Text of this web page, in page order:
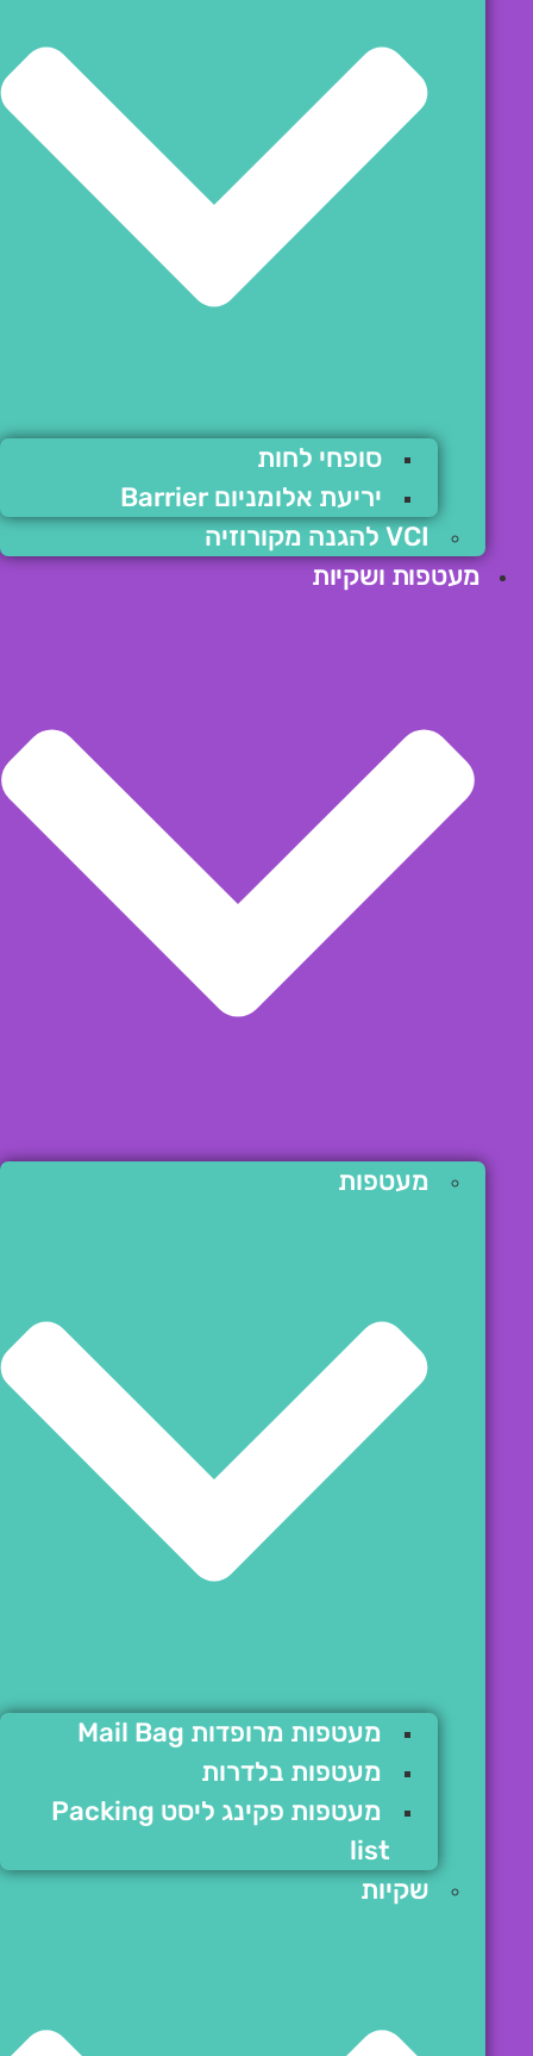
סופחי לחות
יריעת אלומניום Barrier
VCI להגנה מקורוזיה
מעטפות ושקיות
מעטפות
מעטפות מרופדות Mail Bag
מעטפות בלדרות
מעטפות פקינג ליסט Packing
list
שקיות